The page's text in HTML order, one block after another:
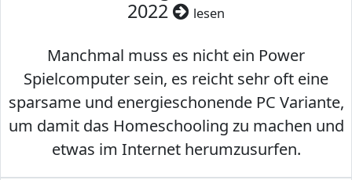
2022
lesen
Manchmal muss es nicht ein Power
Spielcomputer sein, es reicht sehr oft eine
sparsame und energieschonende PC Variante,
um damit das Homeschooling zu machen und
etwas im Internet herumzusurfen.